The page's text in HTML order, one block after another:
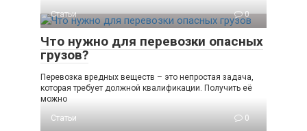
Статьи 0
Что нужно для перевозки опасных
грузов?
Перевозка вредных веществ – это непростая задача,
которая требует должной квалификации. Получить её
можно
Статьи
0